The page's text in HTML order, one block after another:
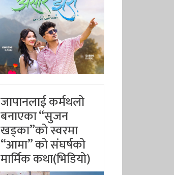
जापानलाई कर्मथलो
बनाएका “सुजन
खड्का”को स्वरमा
“आमा” को संघर्षको
मार्मिक कथा(भिडियो)